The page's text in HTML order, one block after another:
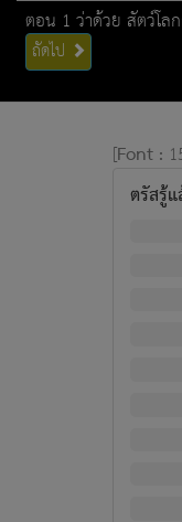
ตอน 1 ว่าด้วย สัตว์โล
ถัดไป
[Font :
ตรัสรู้